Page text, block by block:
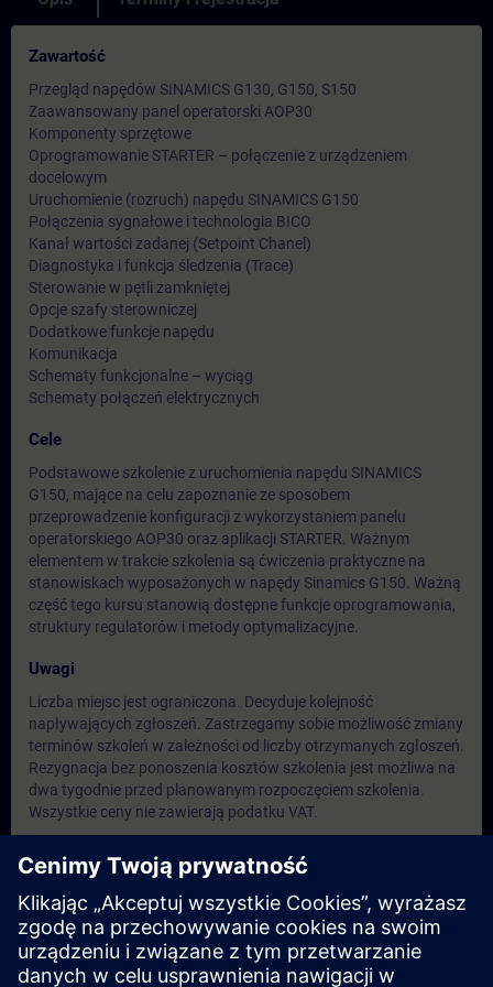
Zawartość
Przegląd napędów SINAMICS G130, G150, S150
Zaawansowany panel operatorski AOP30
Komponenty sprzętowe
Oprogramowanie STARTER – połączenie z urządzeniem
docelowym
Uruchomienie (rozruch) napędu SINAMICS G150
Połączenia sygnałowe i technologia BICO
Kanał wartości zadanej (Setpoint Chanel)
Diagnostyka i funkcja śledzenia (Trace)
Sterowanie w pętli zamkniętej
Opcje szafy sterowniczej
Dodatkowe funkcje napędu
Komunikacja
Schematy funkcjonalne – wyciąg
Schematy połączeń elektrycznych
Cele
Podstawowe szkolenie z uruchomienia napędu SINAMICS
G150, mające na celu zapoznanie ze sposobem
przeprowadzenie konfiguracji z wykorzystaniem panelu
operatorskiego AOP30 oraz aplikacji STARTER. Ważnym
elementem w trakcie szkolenia są ćwiczenia praktyczne na
stanowiskach wyposażonych w napędy Sinamics G150. Ważną
część tego kursu stanowią dostępne funkcje oprogramowania,
struktury regulatorów i metody optymalizacyjne.
Uwagi
Liczba miejsc jest ograniczona. Decyduje kolejność
napływających zgłoszeń. Zastrzegamy sobie możliwość zmiany
terminów szkoleń w zależności od liczby otrzymanych zgłoszeń.
Rezygnacja bez ponoszenia kosztów szkolenia jest możliwa na
dwa tygodnie przed planowanym rozpoczęciem szkolenia.
Wszystkie ceny nie zawierają podatku VAT.
Grupa docelowa
Inżynierowie ds. uruchomień/serwisu/konserwacji.